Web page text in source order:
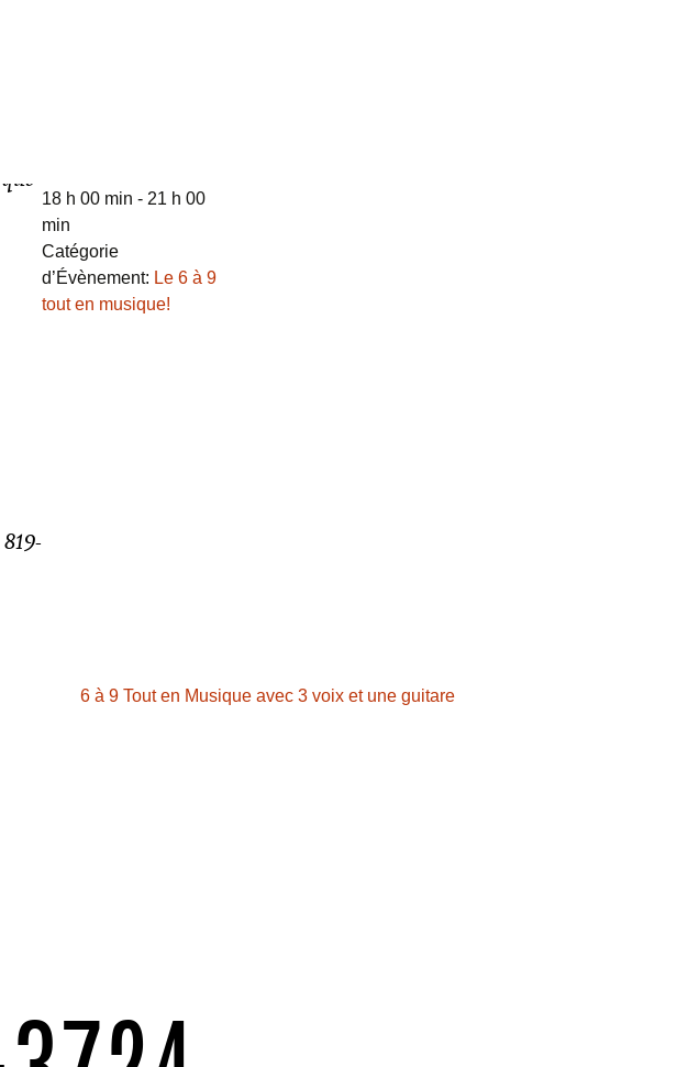
18 h 00 min - 21 h 00
min
Catégorie
d’Évènement: Le 6 à 9
tout en musique!
6 à 9 Tout en Musique avec 3 voix et une guitare